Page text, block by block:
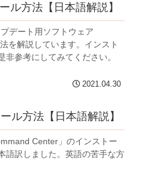
ル方法【日本語解説】
デート用ソフトウェア
を解説しています。インスト
参考にしてみてください。
2021.04.30
ル方法【日本語解説】
Center」のインストー
語訳しました。英語の苦手な方